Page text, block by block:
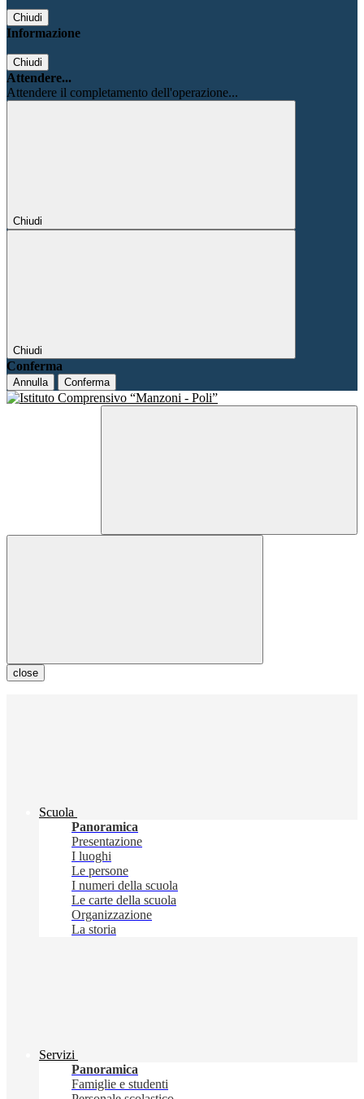
Chiudi
Informazione
Chiudi
Attendere...
Attendere il completamento dell'operazione...
Chiudi
Chiudi
Conferma
Annulla Conferma
close
Scuola
Panoramica
Presentazione
I luoghi
Le persone
I numeri della scuola
Le carte della scuola
Organizzazione
La storia
Servizi
Panoramica
Famiglie e studenti